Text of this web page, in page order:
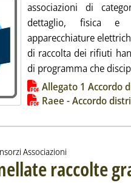
associazioni di
dettaglio, fisica
apparecchiature
di raccolta dei rifiuti
di programma che
alla notizia
Allegato 1 Accordo
Raee - Accordo
Associazioni
raccolte
campagna promossa da EcoTyre e
lunedì 22 dicembre 2025 alle 12.57.